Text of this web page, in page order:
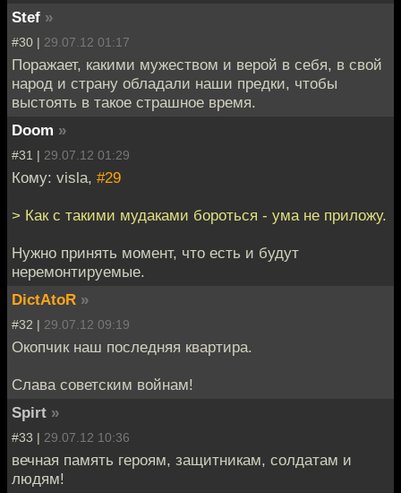
Stef »
#30 | 29.07.12 01:17
Поражает, какими мужеством и верой в себя, в свой
народ и страну обладали наши предки, чтобы
выстоять в такое страшное время.
Doom »
#31 | 29.07.12 01:29
Кому: visla, #29
> Как с такими мудаками бороться - ума не приложу.
Нужно принять момент, что есть и будут
неремонтируемые.
DictAtoR »
#32 | 29.07.12 09:19
Окопчик наш последняя квартира.
Слава советским войнам!
Spirt »
#33 | 29.07.12 10:36
вечная память героям, защитникам, солдатам и
людям!